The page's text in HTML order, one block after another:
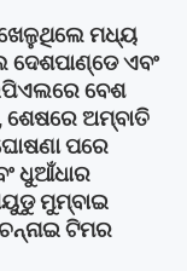
ଖେଳୁଥିଲେ ମଧ୍ୟ
ଏବଂ
ବେଶ
ଶେଷରେ ଅମ୍ବାତି
ପରେ
ଧୁଆଁଧାର
ମୁମ୍ବାଇ
ଟିମର